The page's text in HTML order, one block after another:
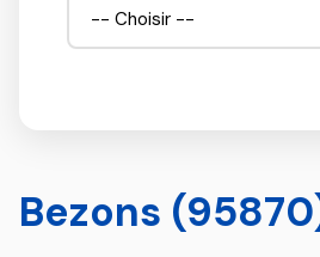
Bezons